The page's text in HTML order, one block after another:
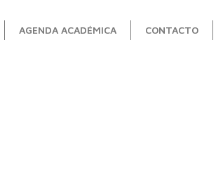
AGENDA ACADÉMICA CONTACTO